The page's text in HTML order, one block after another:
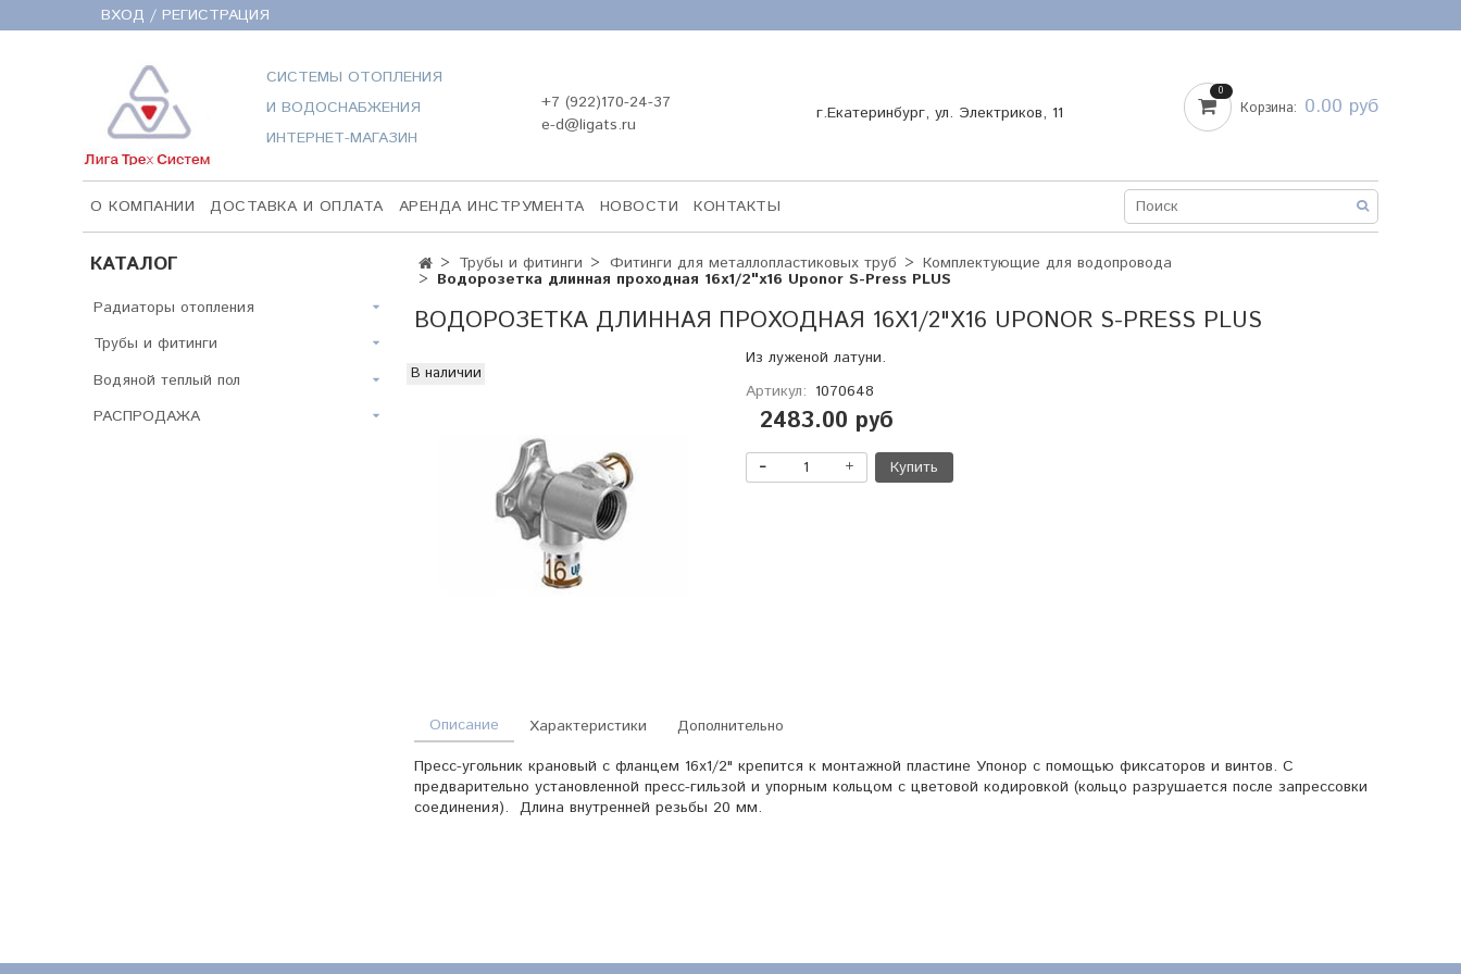
ВХОД / РЕГИСТРАЦИЯ
СИСТЕМЫ ОТОПЛЕНИЯ
И ВОДОСНАБЖЕНИЯ
ИНТЕРНЕТ-МАГАЗИН
+7 (922)170-24-37
e-d@ligats.ru
г.Екатеринбург, ул. Электриков, 11
0
Корзина: 0.00 руб
О КОМПАНИИ ДОСТАВКА И ОПЛАТА АРЕНДА ИНСТРУМЕНТА НОВОСТИ КОНТАКТЫ
Трубы и фитинги Фитинги для металлопластиковых труб Комплектующие для водопровода
Водорозетка длинная проходная 16х1/2"x16 Uponor S-Press PLUS
ВОДОРОЗЕТКА ДЛИННАЯ ПРОХОДНАЯ 16Х1/2"X16 UPONOR S-PRESS PLUS
В наличии
Из луженой латуни.
Артикул: 1070648
2483.00 руб
Купить
Описание
Пресс-угольник крановый с фланцем 16х1/2" крепится к монтажной пластине Упонор с помощью фиксаторов и винтов. С
предварительно установленной пресс-гильзой и упорным кольцом с цветовой кодировкой (кольцо разрушается после запрессовки
соединения). Длина внутренней резьбы 20 мм.
Характеристики Дополнительно
КАТАЛОГ
Радиаторы отопления
Трубы и фитинги
Водяной теплый пол
РАСПРОДАЖА